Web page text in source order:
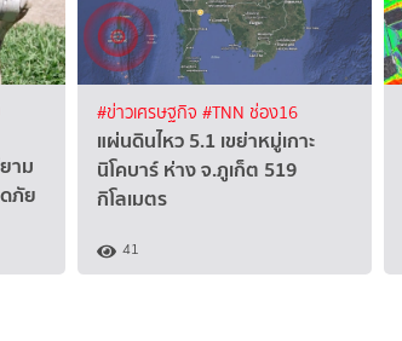
าม
ภัย
#ข่าวเศรษฐกิจ #TNN ช่อง16
แผ่นดินไหว 5.1 เขย่าหมู่เกาะ
นิโคบาร์ ห่าง จ.ภูเก็ต 519
กิโลเมตร
41